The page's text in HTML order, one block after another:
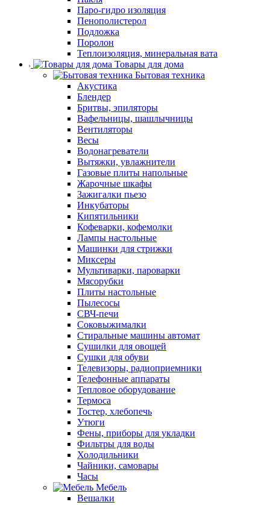
Паро-гидро изоляция
Пенополистерол
Подложка
Поролон
Теплоизоляция, минеральная вата
Товары для дома
Бытовая техника
Акустика
Блендер
Бритвы, эпиляторы
Вафельницы, шашлычницы
Вентиляторы
Весы
Водонагреватели
Вытяжки, увлажнители
Газовые плиты напольные
Жарочные шкафы
Зажигалки пьезо
Инкубаторы
Кипятильники
Кофеварки, кофемолки
Лампы настольные
Машинки для стрижки
Миксеры
Мультиварки, пароварки
Мясорубки
Плиты настольные
Пылесосы
СВЧ-печи
Соковыжималки
Стиральные машины автомат
Сушилки для овощей
Сушки для обуви
Телевизоры, радиоприемники
Телефонные аппараты
Тепловое оборудование
Термоса
Тостер, хлебопечь
Утюги
Фены, приборы для укладки
Фильтры для воды
Холодильники
Чайники, самовары
Часы
Мебель
Вешалки